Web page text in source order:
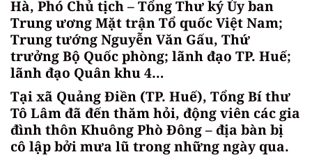
Hà, Phó Chủ tịch – Tổng Thư ký Ủy ban
Trung ương Mặt trận Tổ quốc Việt Nam;
Trung tướng Nguyễn Văn Gấu, Thứ
trưởng Bộ Quốc phòng; lãnh đạo TP. Huế;
lãnh đạo Quân khu 4…
Tại xã Quảng Điền (TP. Huế), Tổng Bí thư
Tô Lâm đã đến thăm hỏi, động viên các gia
đình thôn Khuông Phò Đông – địa bàn bị
cô lập bởi mưa lũ trong những ngày qua.